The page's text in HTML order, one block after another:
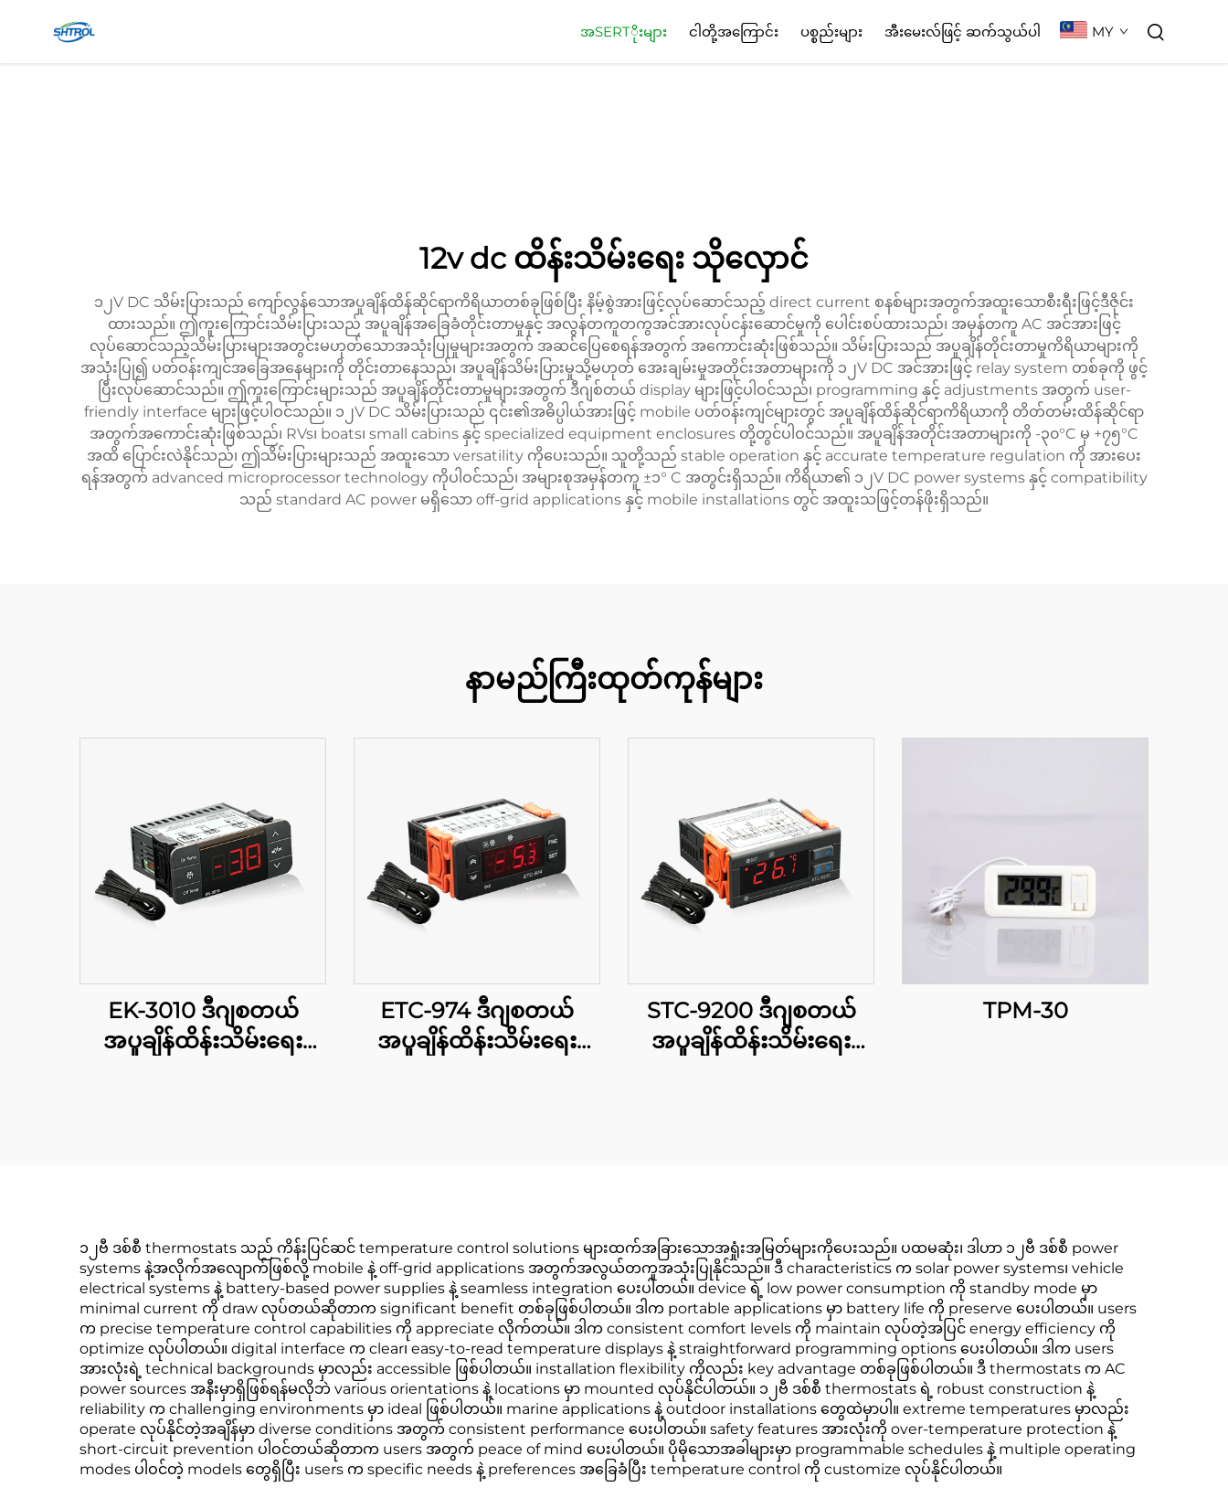
အSERTိုးများ ငါတို့အကြောင်း ပစ္စည်းများ အီးမေးလ်ဖြင့် ဆက်သွယ်ပါ MY
12v dc ထိန်းသိမ်းရေး သိုလှောင်
၁၂V DC သိမ်းပြားသည် ကျော်လွန်သောအပူချိန်ထိန်ဆိုင်ရာကိရိယာတစ်ခုဖြစ်ပြီး နိမ့်စွဲအားဖြင့်လုပ်ဆောင်သည့် direct current စနစ်များအတွက်အထူးသောစီးရီးဖြင့်ဒီဇိုင်း
ထားသည်။ ဤကူးကြောင်းသိမ်းပြားသည် အပူချိန်အခြေခံတိုင်းတာမှုနှင့် အလွန်တကူတကွအင်အားလုပ်ငန်းဆောင်မှုကို ပေါင်းစပ်ထားသည်၊ အမှန်တကူ AC အင်အားဖြင့်
လုပ်ဆောင်သည့်သိမ်းပြားများအတွင်းမဟုတ်သောအသုံးပြုမှုများအတွက် အဆင်ပြေစေရန်အတွက် အကောင်းဆုံးဖြစ်သည်။ သိမ်းပြားသည် အပူချိန်တိုင်းတာမှုကိရိယာများကို
အသုံးပြု၍ ပတ်ဝန်းကျင်အခြေအနေများကို တိုင်းတာနေသည်၊ အပူချိန်သိမ်းပြားမှုသို့မဟုတ် အေးချမ်းမှုအတိုင်းအတာများကို ၁၂V DC အင်အားဖြင့် relay system တစ်ခုကို ဖွင့်
ပြီးလုပ်ဆောင်သည်။ ဤကူးကြောင်းများသည် အပူချိန်တိုင်းတာမှုများအတွက် ဒီဂျစ်တယ် display များဖြင့်ပါဝင်သည်၊ programming နှင့် adjustments အတွက် user-
friendly interface များဖြင့်ပါဝင်သည်။ ၁၂V DC သိမ်းပြားသည် ၎င်း၏အဓိပ္ပါယ်အားဖြင့် mobile ပတ်ဝန်းကျင်များတွင် အပူချိန်ထိန်ဆိုင်ရာကိရိယာကို တိတ်တမ်းထိန်ဆိုင်ရာ
အတွက်အကောင်းဆုံးဖြစ်သည်၊ RVs၊ boats၊ small cabins နှင့် specialized equipment enclosures တို့တွင်ပါဝင်သည်။ အပူချိန်အတိုင်းအတာများကို -၃၀°C မှ +၇၅°C
အထိ ပြောင်းလဲနိုင်သည်၊ ဤသိမ်းပြားများသည် အထူးသော versatility ကိုပေးသည်။ သူတို့သည် stable operation နှင့် accurate temperature regulation ကို အားပေး
ရန်အတွက် advanced microprocessor technology ကိုပါဝင်သည်၊ အများစုအမှန်တကူ ±၁° C အတွင်းရှိသည်။ ကိရိယာ၏ ၁၂V DC power systems နှင့် compatibility
သည် standard AC power မရှိသော off-grid applications နှင့် mobile installations တွင် အထူးသဖြင့်တန်ဖိုးရှိသည်။
နာမည်ကြီးထုတ်ကုန်များ
EK-3010 ဒီဂျစတယ်
အပူချိန်ထိန်းသိမ်းရေး
ETC-974 ဒီဂျစတယ်
အပူချိန်ထိန်းသိမ်းရေး
STC-9200 ဒီဂျစတယ်
အပူချိန်ထိန်းသိမ်းရေး
TPM-30
၁၂ဗီ ဒစ်စီ thermostats သည် ကိန်းပြင်ဆင် temperature control solutions များထက်အခြားသောအရှုံးအမြတ်များကိုပေးသည်။ ပထမဆုံး၊ ဒါဟာ ၁၂ဗီ ဒစ်စီ power
systems နဲ့အလိုက်အလျောက်ဖြစ်လို့ mobile နဲ့ off-grid applications အတွက်အလွယ်တကူအသုံးပြုနိုင်သည်။ ဒီ characteristics က solar power systems၊ vehicle
electrical systems နဲ့ battery-based power supplies နဲ့ seamless integration ပေးပါတယ်။ device ရဲ့ low power consumption ကို standby mode မှာ
minimal current ကို draw လုပ်တယ်ဆိုတာက significant benefit တစ်ခုဖြစ်ပါတယ်။ ဒါက portable applications မှာ battery life ကို preserve ပေးပါတယ်။ users
က precise temperature control capabilities ကို appreciate လိုက်တယ်။ ဒါက consistent comfort levels ကို maintain လုပ်တဲ့အပြင် energy efficiency ကို
optimize လုပ်ပါတယ်။ digital interface က clear၊ easy-to-read temperature displays နဲ့ straightforward programming options ပေးပါတယ်။ ဒါက users
အားလုံးရဲ့ technical backgrounds မှာလည်း accessible ဖြစ်ပါတယ်။ installation flexibility ကိုလည်း key advantage တစ်ခုဖြစ်ပါတယ်။ ဒီ thermostats က AC
power sources အနီးမှာရှိဖြစ်ရန်မလိုဘဲ various orientations နဲ့ locations မှာ mounted လုပ်နိုင်ပါတယ်။ ၁၂ဗီ ဒစ်စီ thermostats ရဲ့ robust construction နဲ့
reliability က challenging environments မှာ ideal ဖြစ်ပါတယ်။ marine applications နဲ့ outdoor installations တွေထဲမှာပါ။ extreme temperatures မှာလည်း
operate လုပ်နိုင်တဲ့အချိန်မှာ diverse conditions အတွက် consistent performance ပေးပါတယ်။ safety features အားလုံးကို over-temperature protection နဲ့
short-circuit prevention ပါဝင်တယ်ဆိုတာက users အတွက် peace of mind ပေးပါတယ်။ ပိုမိုသောအခါများမှာ programmable schedules နဲ့ multiple operating
modes ပါဝင်တဲ့ models တွေရှိပြီး users က specific needs နဲ့ preferences အခြေခံပြီး temperature control ကို customize လုပ်နိုင်ပါတယ်။